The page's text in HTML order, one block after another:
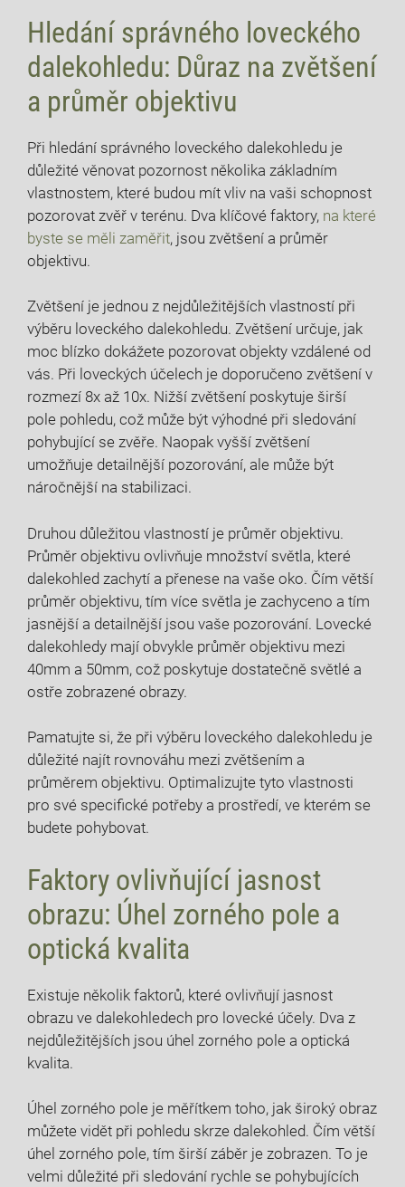
Hledání správného loveckého
dalekohledu: Důraz na zvětšení
a průměr objektivu
Při hledání správného loveckého dalekohledu je
důležité věnovat pozornost několika základním
vlastnostem, které budou mít vliv na vaši schopnost
pozorovat zvěř v terénu. Dva klíčové faktory, na které
byste se měli zaměřit, jsou zvětšení a průměr
objektivu.
Zvětšení je jednou z nejdůležitějších vlastností při
výběru loveckého dalekohledu. Zvětšení určuje, jak
moc blízko dokážete pozorovat objekty vzdálené od
vás. Při loveckých účelech je doporučeno zvětšení v
rozmezí 8x až 10x. Nižší zvětšení poskytuje širší
pole pohledu, což může být výhodné při sledování
pohybující se zvěře. Naopak vyšší zvětšení
umožňuje detailnější pozorování, ale může být
náročnější na stabilizaci.
Druhou důležitou vlastností je průměr objektivu.
Průměr objektivu ovlivňuje množství světla, které
dalekohled zachytí a přenese na vaše oko. Čím větší
průměr objektivu, tím více světla je zachyceno a tím
jasnější a detailnější jsou vaše pozorování. Lovecké
dalekohledy mají obvykle průměr objektivu mezi
40mm a 50mm, což poskytuje dostatečně světlé a
ostře zobrazené obrazy.
Pamatujte si, že při výběru loveckého dalekohledu je
důležité najít rovnováhu mezi zvětšením a
průměrem objektivu. Optimalizujte tyto vlastnosti
pro své specifické potřeby a prostředí, ve kterém se
budete pohybovat.
Faktory ovlivňující jasnost
obrazu: Úhel zorného pole a
optická kvalita
Existuje několik faktorů, které ovlivňují jasnost
obrazu ve dalekohledech pro lovecké účely. Dva z
nejdůležitějších jsou úhel zorného pole a optická
kvalita.
Úhel zorného pole je měřítkem toho, jak široký obraz
můžete vidět při pohledu skrze dalekohled. Čím větší
úhel zorného pole, tím širší záběr je zobrazen. To je
velmi důležité při sledování rychle se pohybujících